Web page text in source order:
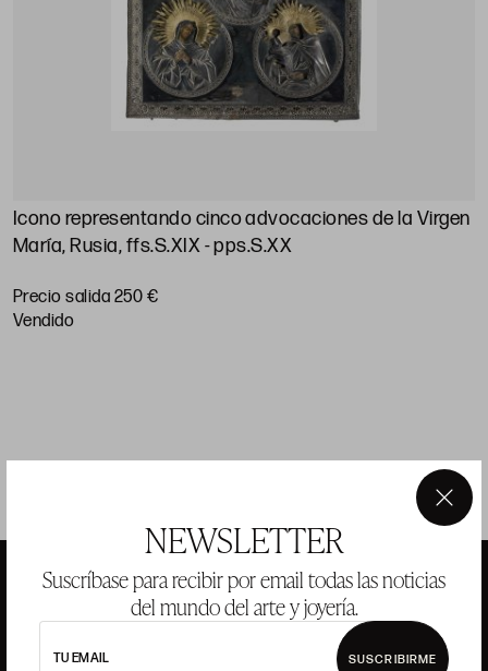
NEWSLETTER
Suscríbase para recibir por email todas las noticias
del mundo del arte y joyería.
TU EMAIL SUSCRIBIRME
×
Icono representando cinco advocaciones de la Virgen
María, Rusia, ffs.S.XIX - pps.S.XX
Precio salida 250 €
vendido
ANSORENA